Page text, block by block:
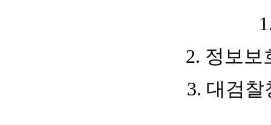
2. 정보보
3. 대검